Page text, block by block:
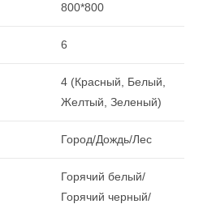
800*800
6
4 (Красный, Белый,
Желтый, Зеленый)
Город/Дождь/Лес
Горячий белый/
Горячий черный/